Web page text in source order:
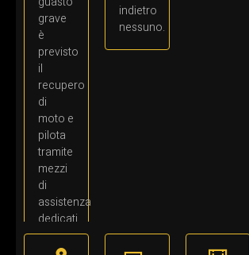
grave
è
previsto
il
recupero
di
moto e
pilota
tramite
mezzi
di
assistenza
dedicati.
indietro
nessuno.